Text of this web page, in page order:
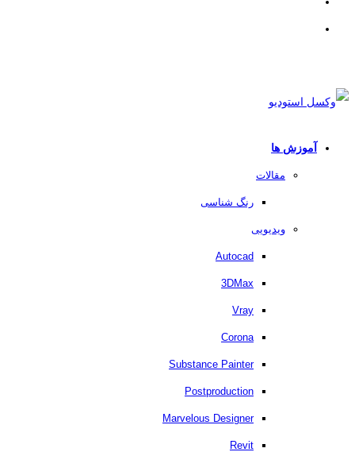
آموزش ها
مقالات
رنگ شناسی
ویدیویی
Autocad
3DMax
Vray
Corona
Substance Painter
Postproduction
Marvelous Designer
Revit